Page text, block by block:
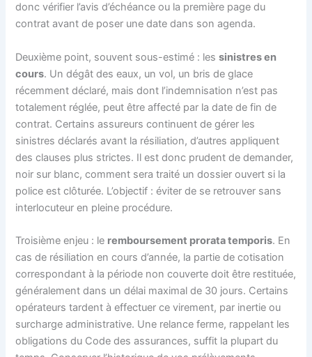
donc vérifier l’avis d’échéance ou la première page du
contrat avant de poser une date dans son agenda.
Deuxième point, souvent sous-estimé : lessinistres en
cours. Un dégât des eaux, un vol, un bris de glace
récemment déclaré, mais dont l’indemnisation n’est pas
totalement réglée, peut être affecté par la date de fin de
contrat. Certains assureurs continuent de gérer les
sinistres déclarés avant la résiliation, d’autres appliquent
des clauses plus strictes. Il est donc prudent de demander,
noir sur blanc, comment sera traité un dossier ouvert si la
police est clôturée. L’objectif : éviter de se retrouver sans
interlocuteur en pleine procédure.
Troisième enjeu : le remboursement prorata temporis. En
cas de résiliation en cours d’année, la partie de cotisation
correspondant à la période non couverte doit être restituée,
généralement dans un délai maximal de 30 jours. Certains
opérateurs tardent à effectuer ce virement, par inertie ou
surcharge administrative. Une relance ferme, rappelant les
obligations du Code des assurances, suffit la plupart du